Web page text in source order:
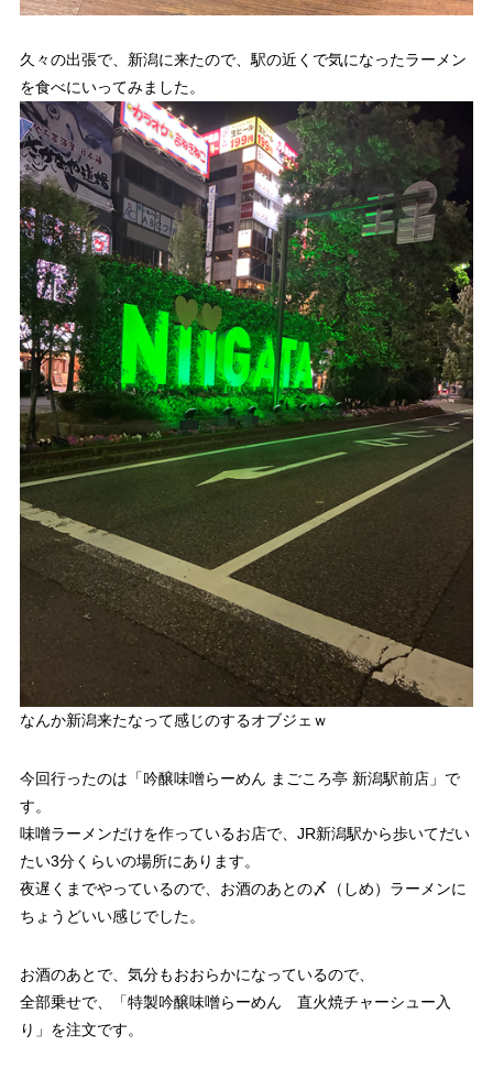
久々の出張で、新潟に来たので、駅の近くで気になったラーメン
を食べにいってみました。
なんか新潟来たなって感じのするオブジェｗ
今回行ったのは「吟醸味噌らーめん まごころ亭 新潟駅前店」で
す。
味噌ラーメンだけを作っているお店で、JR新潟駅から歩いてだい
たい3分くらいの場所にあります。
夜遅くまでやっているので、お酒のあとの〆（しめ）ラーメンに
ちょうどいい感じでした。
お酒のあとで、気分もおおらかになっているので、
全部乗せで、「特製吟醸味噌らーめん 直火焼チャーシュー入
り」を注文です。